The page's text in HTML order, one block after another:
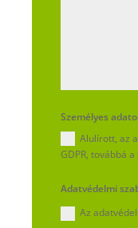
Személyes
Alulírott, az
GDPR, továbbá
Adatvédelmi
Az